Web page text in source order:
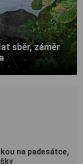
sběr, záměr
na padesátce,